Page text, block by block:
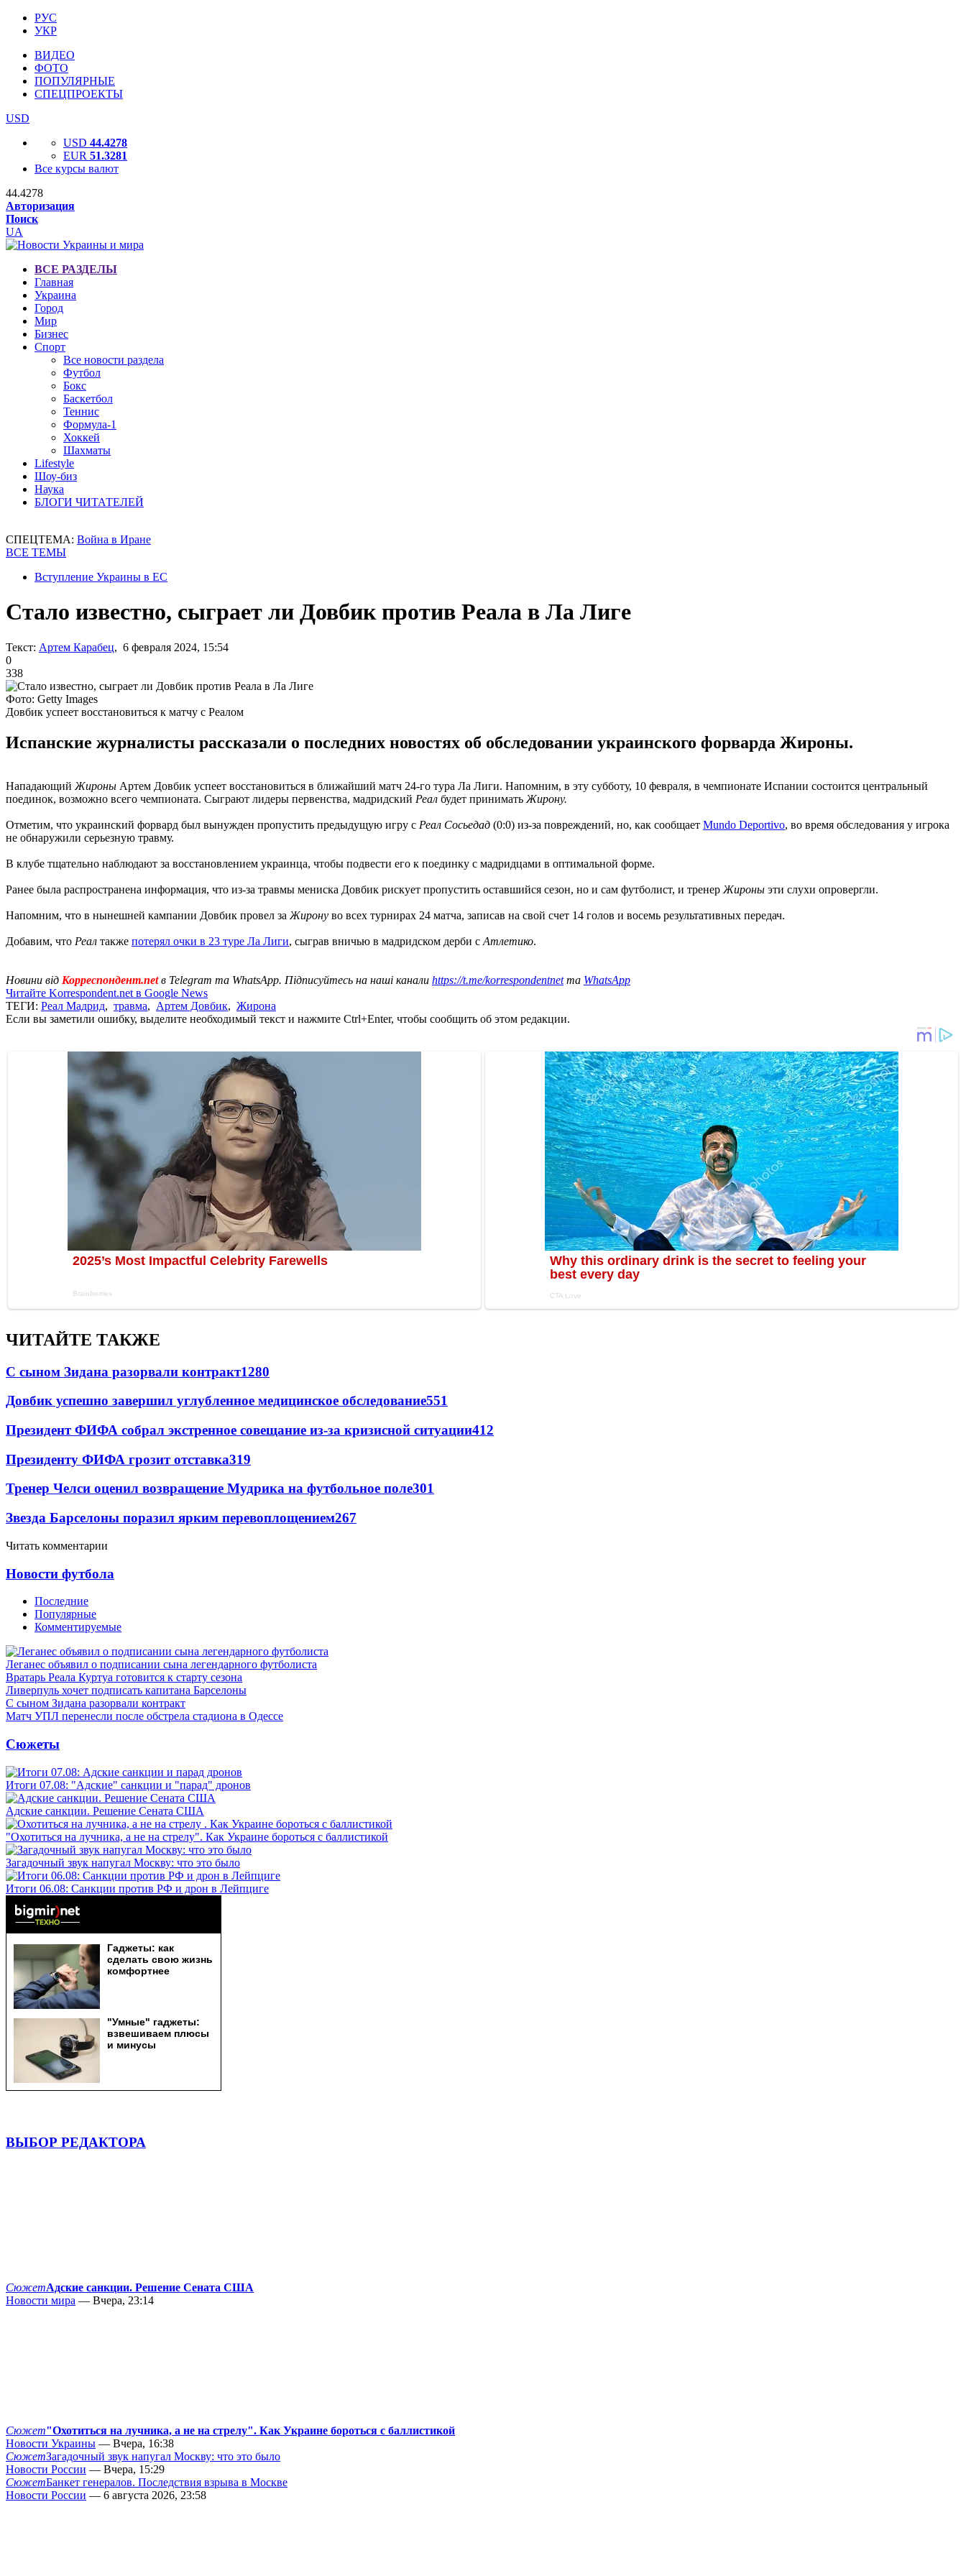
РУС
УКР
ВИДЕО
ФОТО
ПОПУЛЯРНЫЕ
СПЕЦПРОЕКТЫ
USD
USD 44.4278
EUR 51.3281
Все курсы валют
44.4278
Авторизация
Поиск
UA
ВСЕ РАЗДЕЛЫ
Главная
Украина
Город
Мир
Бизнес
Спорт
Все новости раздела
Футбол
Бокс
Баскетбол
Теннис
Формула-1
Хоккей
Шахматы
Lifestyle
Шоу-биз
Наука
БЛОГИ ЧИТАТЕЛЕЙ
СПЕЦТЕМА: Война в Иране
ВСЕ ТЕМЫ
Вступление Украины в ЕС
Стало известно, сыграет ли Довбик против Реала в Ла Лиге
Текст: Артем Карабец, 6 февраля 2024, 15:54
0
338
Фото: Getty Images
Довбик успеет восстановиться к матчу с Реалом
Испанские журналисты рассказали о последних новостях об обследовании украинского форварда Жироны.
Нападающий Жироны Артем Довбик успеет восстановиться в ближайший матч 24-го тура Ла Лиги. Напомним, в эту субботу, 10 февраля, в чемпионате Испании состоится центральный
поединок, возможно всего чемпионата. Сыграют лидеры первенства, мадридский Реал будет принимать Жирону.
Отметим, что украинский форвард был вынужден пропустить предыдущую игру с Реал Сосьедад (0:0) из-за повреждений, но, как сообщает Mundo Deportivo, во время обследования у игрока
не обнаружили серьезную травму.
В клубе тщательно наблюдают за восстановлением украинца, чтобы подвести его к поединку с мадридцами в оптимальной форме.
Ранее была распространена информация, что из-за травмы мениска Довбик рискует пропустить оставшийся сезон, но и сам футболист, и тренер Жироны эти слухи опровергли.
Напомним, что в нынешней кампании Довбик провел за Жирону во всех турнирах 24 матча, записав на свой счет 14 голов и восемь результативных передач.
Добавим, что Реал также потерял очки в 23 туре Ла Лиги, сыграв вничью в мадридском дерби с Атлетико.
Новини від Корреспондент.netв Telegram та WhatsApp. Підписуйтесь на наші канали https://t.me/korrespondentnetта WhatsApp
Читайте Korrespondent.net в Google News
ТЕГИ: Реал Мадрид, травма, Артем Довбик, Жирона
Если вы заметили ошибку, выделите необходимый текст и нажмите Ctrl+Enter, чтобы сообщить об этом редакции.
ЧИТАЙТЕ ТАКЖЕ
С сыном Зидана разорвали контракт1280
Довбик успешно завершил углубленное медицинское обследование551
Президент ФИФА собрал экстренное совещание из-за кризисной ситуации412
Президенту ФИФА грозит отставка319
Тренер Челси оценил возвращение Мудрика на футбольное поле301
Звезда Барселоны поразил ярким перевоплощением267
Читать комментарии
Новости футбола
Последние
Популярные
Комментируемые
Леганес объявил о подписании сына легендарного футболиста
Вратарь Реала Куртуа готовится к старту сезона
Ливерпуль хочет подписать капитана Барселоны
С сыном Зидана разорвали контракт
Матч УПЛ перенесли после обстрела стадиона в Одессе
Сюжеты
Итоги 07.08: "Адские" санкции и "парад" дронов
Адские санкции. Решение Сената США
"Охотиться на лучника, а не на стрелу". Как Украине бороться с баллистикой
Загадочный звук напугал Москву: что это было
Итоги 06.08: Санкции против РФ и дрон в Лейпциге
ВЫБОР РЕДАКТОРА
СюжетАдские санкции. Решение Сената США
Новости мира — Вчера, 23:14
Сюжет"Охотиться на лучника, а не на стрелу". Как Украине бороться с баллистикой
Новости Украины — Вчера, 16:38
СюжетЗагадочный звук напугал Москву: что это было
Новости России — Вчера, 15:29
СюжетБанкет генералов. Последствия взрыва в Москве
Новости России — 6 августа 2026, 23:58